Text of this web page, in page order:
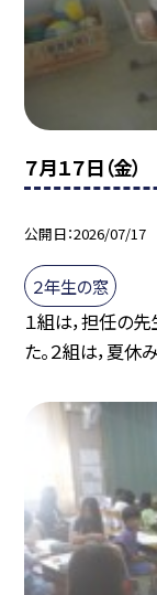
７月１７日（金
公開日 2026/07/17
２年生の窓
１組は，担任の
た。２組は，夏